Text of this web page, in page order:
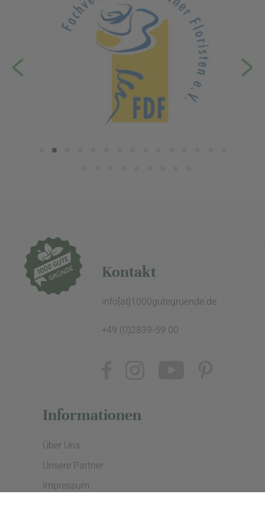
Kontakt
info[at]1000gutegruende.de
+49 (0)2839-59 00
Informationen
Über Uns
Unsere Partner
Impressum